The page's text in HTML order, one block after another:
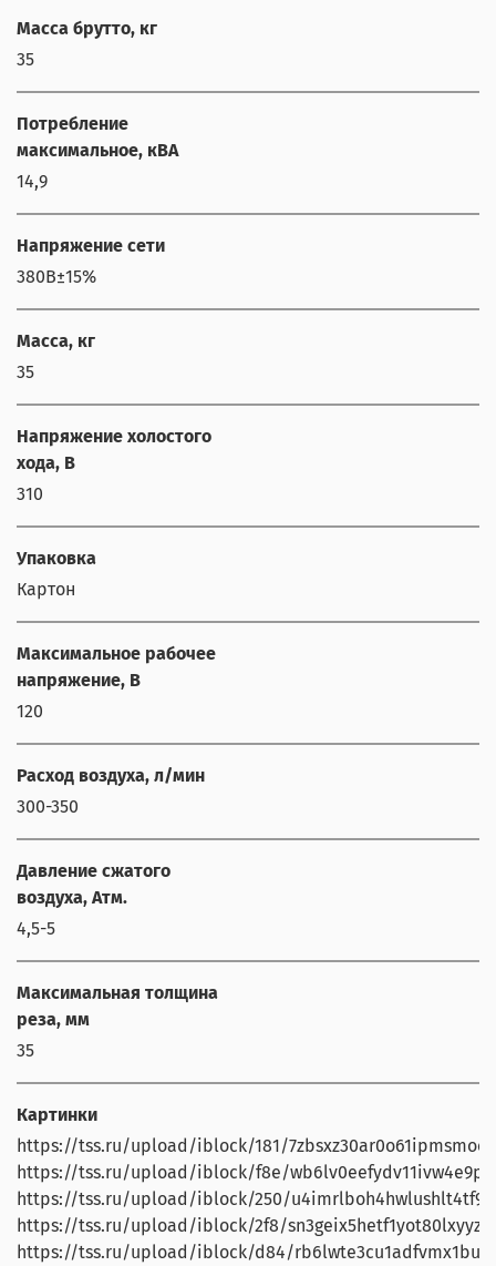
Масса брутто, кг
35
Потребление
максимальное, кВА
14,9
Напряжение сети
380В±15%
Масса, кг
35
Напряжение холостого
хода, В
310
Упаковка
Картон
Максимальное рабочее
напряжение, В
120
Расход воздуха, л/мин
300-350
Давление сжатого
воздуха, Атм.
4,5-5
Максимальная толщина
реза, мм
35
Картинки
https://tss.ru/upload/iblock/181/
https://tss.ru/upload/iblock/f8e/
https://tss.ru/upload/iblock/250/
https://tss.ru/upload/iblock/2f8/
https://tss.ru/upload/iblock/d84/